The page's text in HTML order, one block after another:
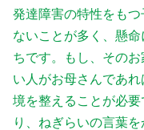
発達障害の特性をも
ないことが多く、懸
ちです。もし、その
い人がお母さんであ
境を整えることが必
り、ねぎらいの言葉